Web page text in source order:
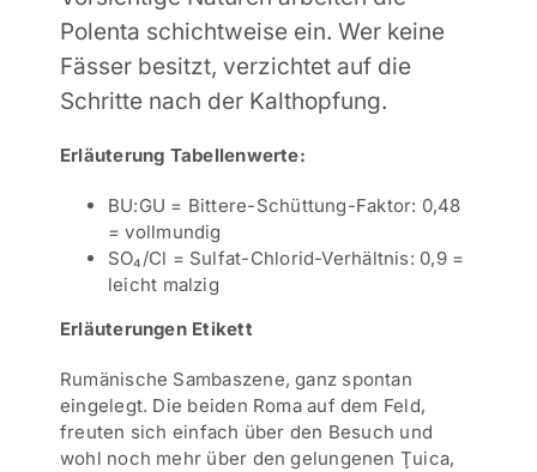
Polenta schichtweise ein. Wer keine
Fässer besitzt, verzichtet auf die
Schritte nach der Kalthopfung.
Erläuterung Tabellenwerte:
BU:GU = Bittere-Schüttung-Faktor: 0,48
= vollmundig
SO₄/Cl = Sulfat-Chlorid-Verhältnis: 0,9 =
leicht malzig
Erläuterungen Etikett
Rumänische Sambaszene, ganz spontan
eingelegt. Die beiden Roma auf dem Feld,
freuten sich einfach über den Besuch und
wohl noch mehr über den gelungenen Ţuica,